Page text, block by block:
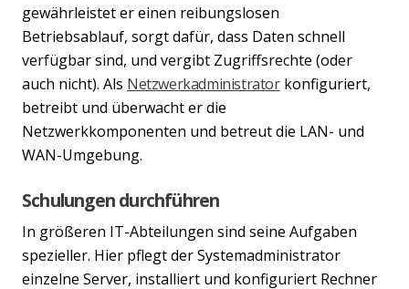
gewährleistet er einen reibungslosen
Betriebsablauf, sorgt dafür, dass Daten schnell
verfügbar sind, und vergibt Zugriffsrechte (oder
auch nicht). Als Netzwerkadministratorkonfiguriert,
betreibt und überwacht er die
Netzwerkkomponenten und betreut die LAN- und
WAN-Umgebung.
Schulungen durchführen
In größeren IT-Abteilungen sind seine Aufgaben
spezieller. Hier pflegt der Systemadministrator
einzelne Server, installiert und konfiguriert Rechner